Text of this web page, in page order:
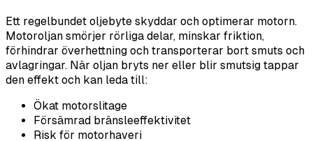
Ett regelbundet oljebyte skyddar och optimerar motorn.
Motoroljan smörjer rörliga delar, minskar friktion,
förhindrar överhettning och transporterar bort smuts och
avlagringar. När oljan bryts ner eller blir smutsig tappar
den effekt och kan leda till:
Ökat motorslitage
Försämrad bränsleeffektivitet
Risk för motorhaveri